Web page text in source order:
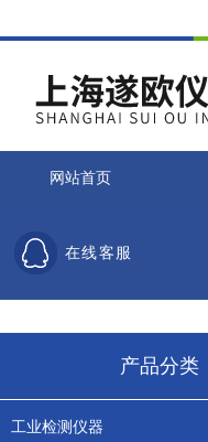
网站首页
在线客服
产品分类
工业检测仪器